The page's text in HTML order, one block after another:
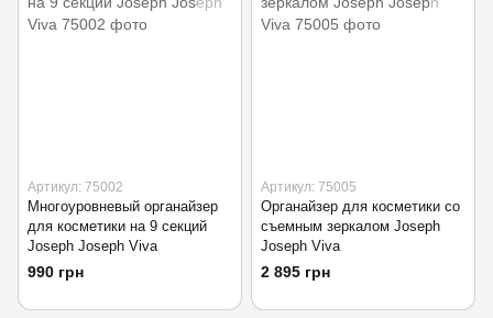
Артикул: 75002
Многоуровневый органайзер
для косметики на 9 секций
Joseph Joseph Viva
990 грн
Артикул: 75005
Органайзер для косметики со
съемным зеркалом Joseph
Joseph Viva
2 895 грн